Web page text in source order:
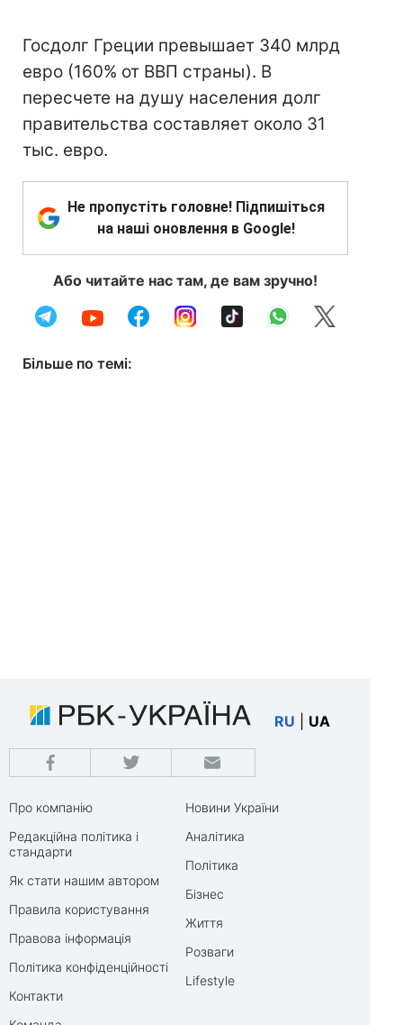
Госдолг Греции превышает 340 млрд
евро (160% от ВВП страны). В
пересчете на душу населения долг
правительства составляет около 31
тыс. евро.
Не пропустіть головне! Підпишіться
на наші оновлення в Google!
Або читайте нас там, де вам зручно!
Більше по темі:
RU UA
Про компанію
Редакційна політика і
стандарти
Як стати нашим автором
Правила користування
Правова інформація
Політика конфіденційності
Контакти
Новини України
Аналітика
Політика
Бізнес
Життя
Розваги
Lifestyle